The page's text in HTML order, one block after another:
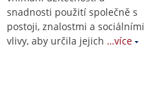
snadnosti použití společně s
postoji, znalostmi a sociálními
vlivy, aby určila jejich …více